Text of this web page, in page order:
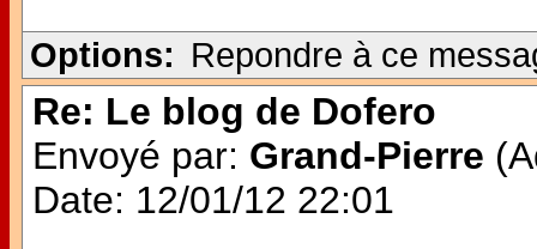
Options: Repondre à ce
Re: Le blog de Dofero
Envoyé par: Grand-Pierre
Date: 12/01/12 22:01